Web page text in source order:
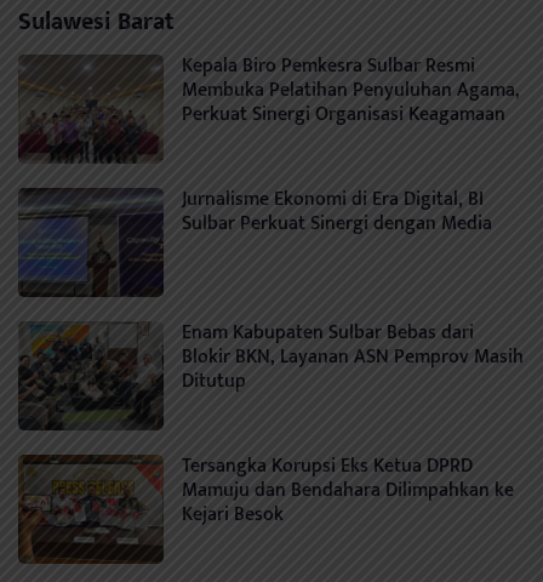
Sulawesi Barat
Kepala Biro Pemkesra Sulbar Resmi
Membuka Pelatihan Penyuluhan Agama,
Perkuat Sinergi Organisasi Keagamaan
Jurnalisme Ekonomi di Era Digital, BI
Sulbar Perkuat Sinergi dengan Media
Enam Kabupaten Sulbar Bebas dari
Blokir BKN, Layanan ASN Pemprov Masih
Ditutup
Tersangka Korupsi Eks Ketua DPRD
Mamuju dan Bendahara Dilimpahkan ke
Kejari Besok